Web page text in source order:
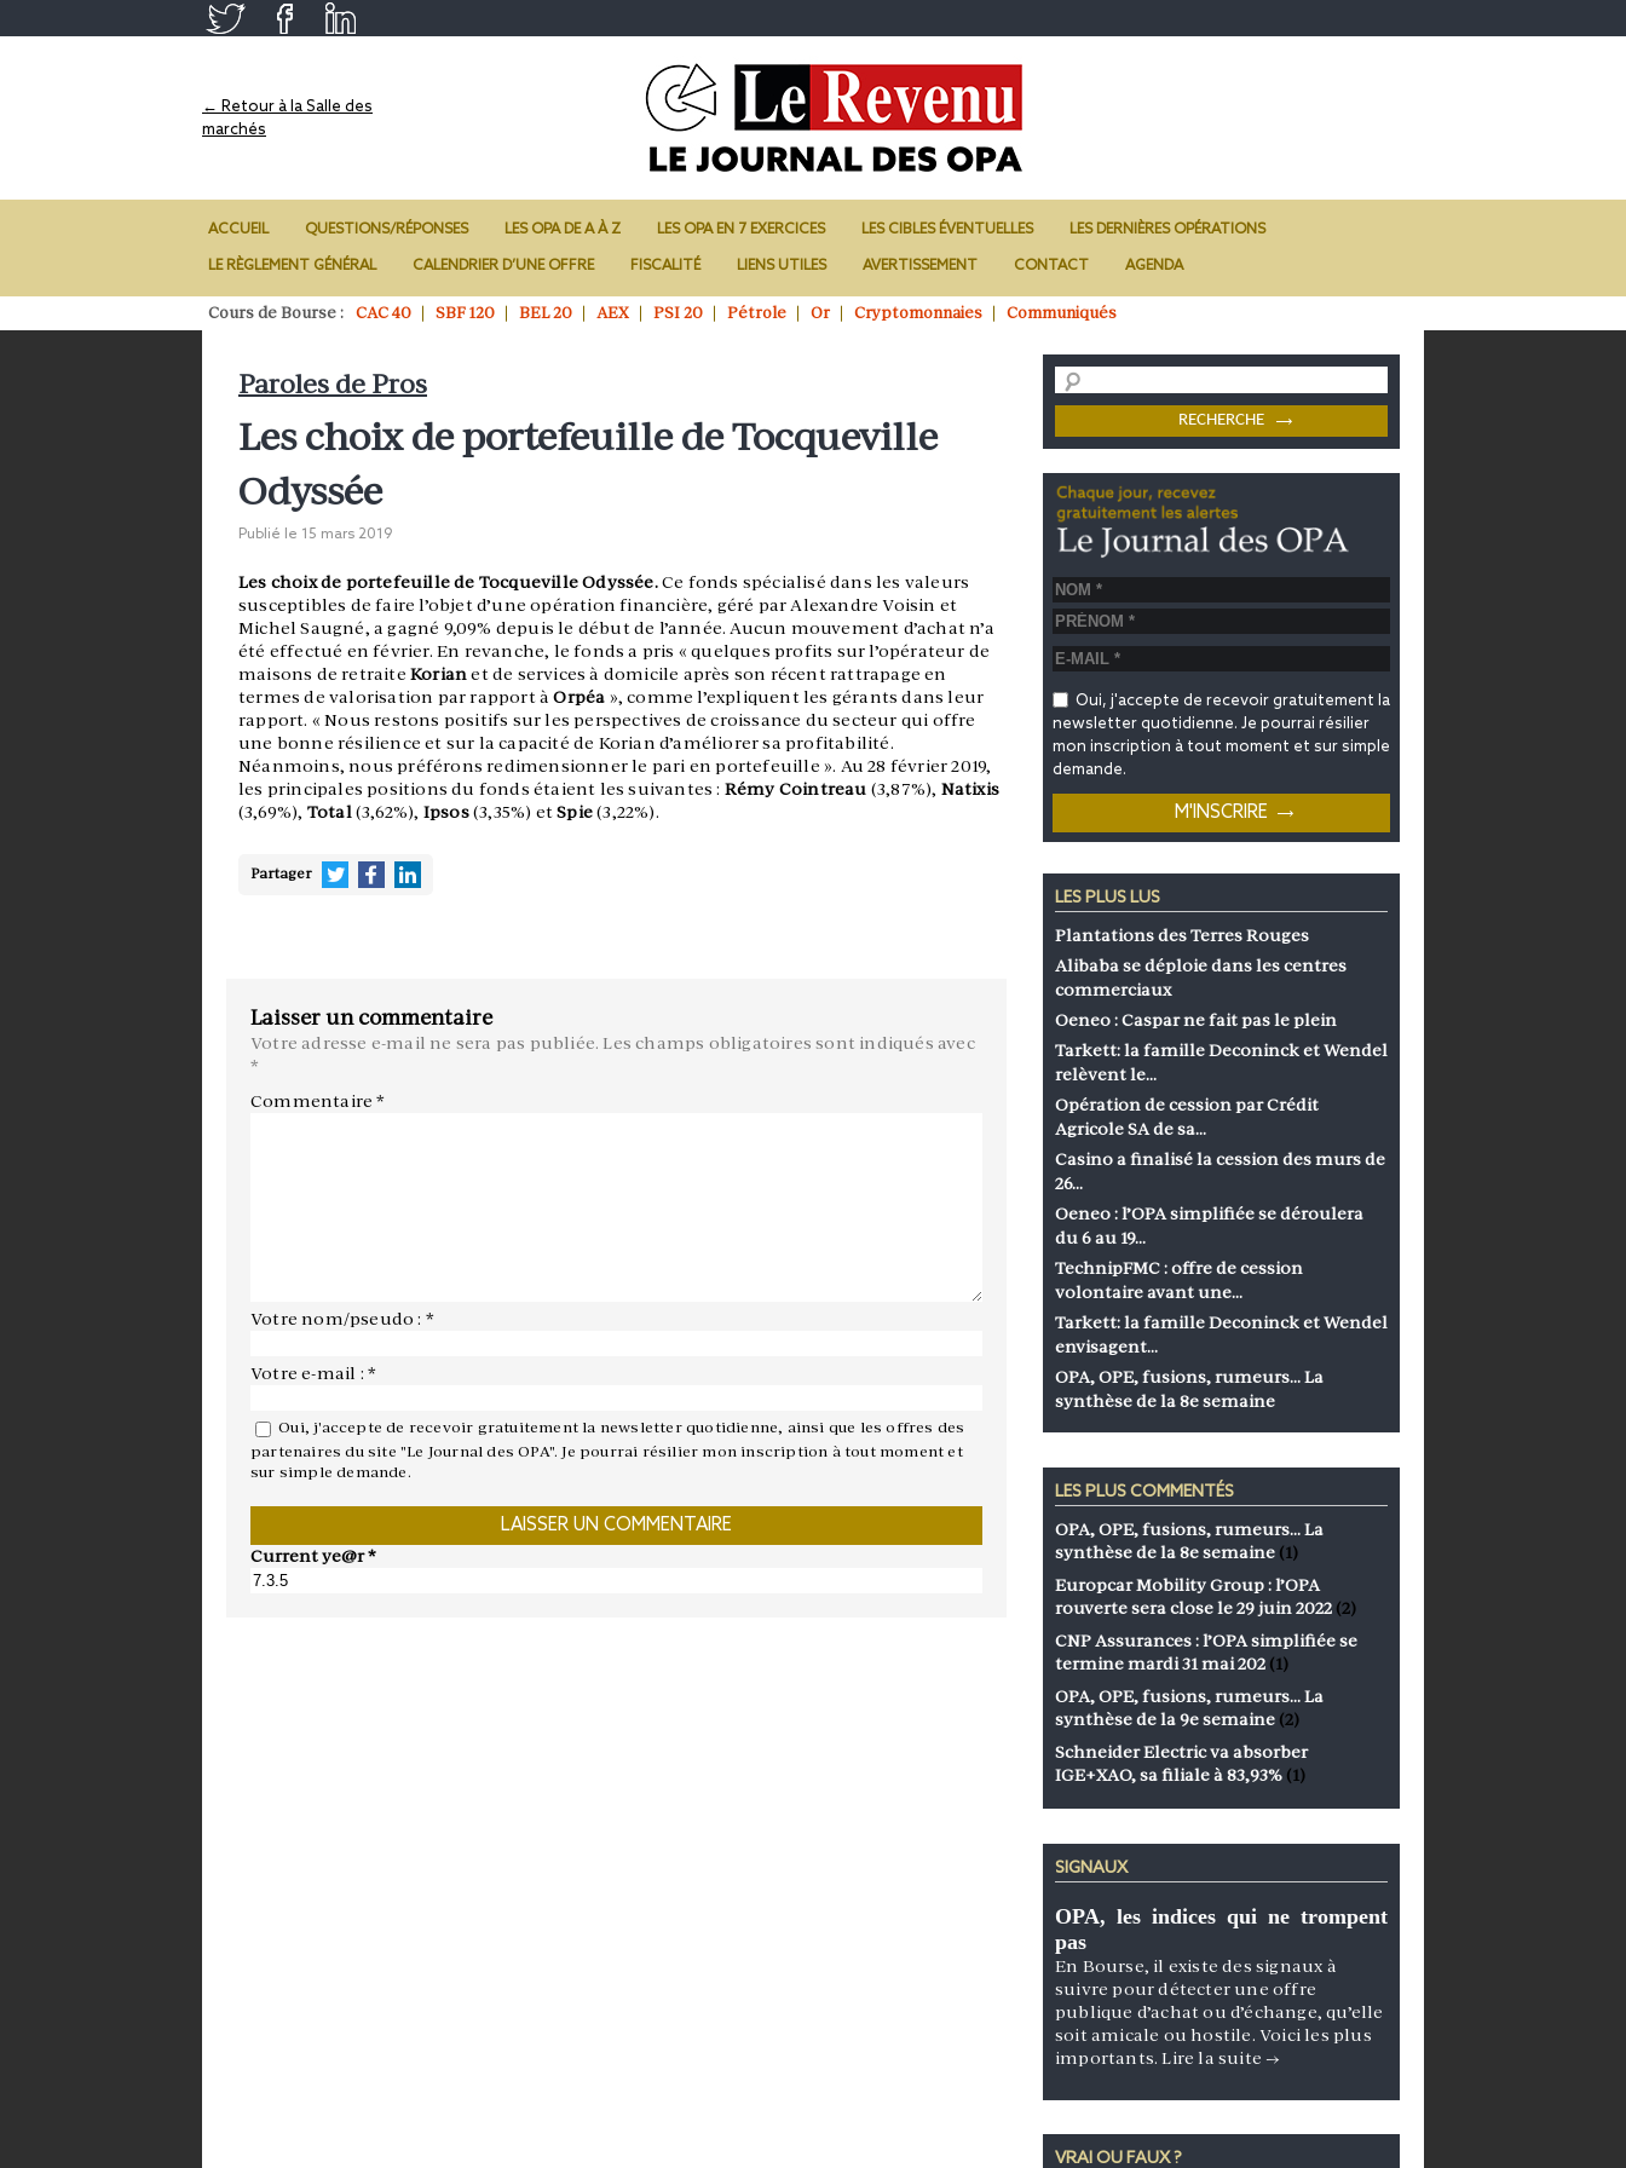
← Retour à la Salle des
marchés
ACCUEIL QUESTIONS/RÉPONSES LES OPA DE A À Z LES OPA EN 7 EXERCICES LES CIBLES ÉVENTUELLES LES DERNIÈRES OPÉRATIONS
LE RÈGLEMENT GÉNÉRAL CALENDRIER D’UNE OFFRE FISCALITÉ LIENS UTILES AVERTISSEMENT CONTACT AGENDA
Cours de Bourse : CAC 40 SBF 120 BEL 20 AEX PSI 20 Pétrole Or Cryptomonnaies Communiqués
Paroles de Pros
Les choix de portefeuille de Tocqueville
Odyssée
Publié le 15 mars 2019
Les choix de portefeuille de Tocqueville Odyssée.Ce fonds spécialisé dans les valeurs
susceptibles de faire l’objet d’une opération financière, géré par Alexandre Voisin et
Michel Saugné, a gagné 9,09% depuis le début de l’année. Aucun mouvement d’achat n’a
été effectué en février. En revanche, le fonds a pris « quelques profits sur l’opérateur de
maisons de retraite Korian et de services à domicile après son récent rattrapage en
termes de valorisation par rapport àOrpéa », comme l’expliquent les gérants dans leur
rapport. « Nous restons positifs sur les perspectives de croissance du secteur qui offre
une bonne résilience et sur la capacité de Korian d’améliorer sa profitabilité.
Néanmoins, nous préférons redimensionner le pari en portefeuille ». Au 28 février 2019,
les principales positions du fonds étaient les suivantes : Rémy Cointreau (3,87%), Natixis
(3,69%), Total (3,62%), Ipsos(3,35%) etSpie(3,22%).
Partager
Laisser un commentaire
Votre adresse e-mail ne sera pas publiée. Les champs obligatoires sont indiqués avec
*
Commentaire*
Votre nom/pseudo : *
Votre e-mail : *
Oui, j'accepte de recevoir gratuitement la newsletter quotidienne, ainsi que les offres des
partenaires du site "Le Journal des OPA". Je pourrai résilier mon inscription à tout moment et
sur simple demande.
Current ye@r*
Oui, j'accepte de recevoir gratuitement la
newsletter quotidienne. Je pourrai résilier
mon inscription à tout moment et sur simple
demande.
LES PLUS LUS
Plantations des Terres Rouges
Alibaba se déploie dans les centres
commerciaux
Oeneo : Caspar ne fait pas le plein
Tarkett: la famille Deconinck et Wendel
relèvent le…
Opération de cession par Crédit
Agricole SA de sa…
Casino a finalisé la cession des murs de
26…
Oeneo : l’OPA simplifiée se déroulera
du 6 au 19…
TechnipFMC : offre de cession
volontaire avant une…
Tarkett: la famille Deconinck et Wendel
envisagent…
OPA, OPE, fusions, rumeurs… La
synthèse de la 8e semaine
LES PLUS COMMENTÉS
OPA, OPE, fusions, rumeurs… La
synthèse de la 8e semaine (1)
Europcar Mobility Group : l’OPA
rouverte sera close le 29 juin 2022 (2)
CNP Assurances : l’OPA simplifiée se
termine mardi 31 mai 202 (1)
OPA, OPE, fusions, rumeurs… La
synthèse de la 9e semaine (2)
Schneider Electric va absorber
IGE+XAO, sa filiale à 83,93% (1)
SIGNAUX
OPA, les indices qui ne trompent
pas
En Bourse, il existe des signaux à
suivre pour détecter une offre
publique d’achat ou d’échange, qu’elle
soit amicale ou hostile. Voici les plus
importants.Lire la suite →
VRAI OU FAUX ?